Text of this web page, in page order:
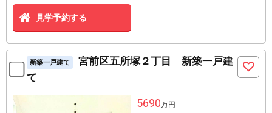
見学予約する
新築一戸建て
宮前区五所塚２丁目 新築一戸建
て
5690万円